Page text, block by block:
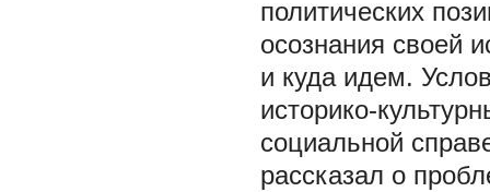
политических
осознания своей
и куда идем.
историко-
социальной
рассказал о